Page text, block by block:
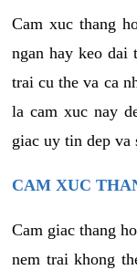
Cam xuc thang
ngan hay keo dai
trai cu the va ca
la cam xuc nay
giac uy tin dep va
CAM XUC
Cam giac thang
nem trai khong